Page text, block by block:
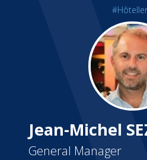
Jean-Michel
General Manager